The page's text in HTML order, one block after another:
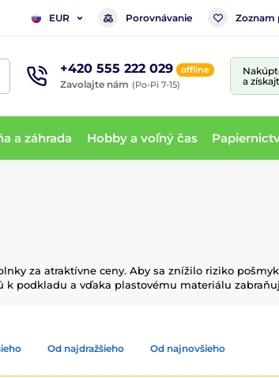
EUR Porovnávanie Zoznam
+420 555 222 029 offline
Zavolajte nám (Po-Pi 7-15)
a
a záhrada Hobby a voľný čas
za atraktívne ceny. Aby sa znížilo riziko
podkladu a vďaka plastovému materiálu
Od najdražšieho Od najnovšieho